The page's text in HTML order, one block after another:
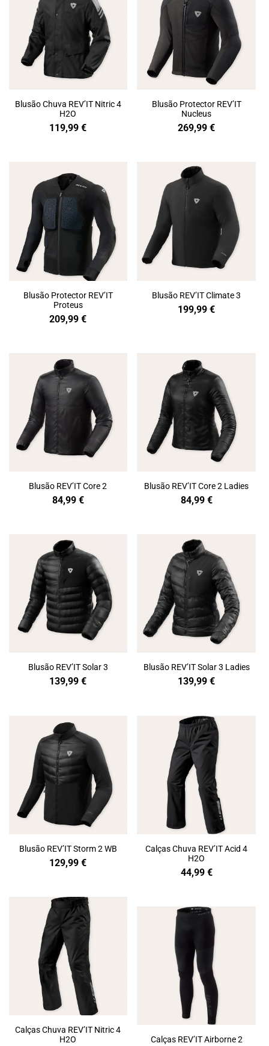
Blusão Chuva REV’IT Nitric 4
H2O
119,99€
Blusão Protector REV’IT
Nucleus
269,99€
Blusão Protector REV’IT
Proteus
209,99€
Blusão REV’IT Climate 3
199,99€
Blusão REV’IT Core 2
84,99 €
Blusão REV’IT Core 2 Ladies
84,99 €
Blusão REV’IT Solar 3
139,99€
Blusão REV’IT Solar 3 Ladies
139,99€
Blusão REV’IT Storm 2 WB
129,99€
Calças Chuva REV’IT Acid 4
H2O
44,99 €
Calças Chuva REV’IT Nitric 4
H2O
Calças REV’IT Airborne 2